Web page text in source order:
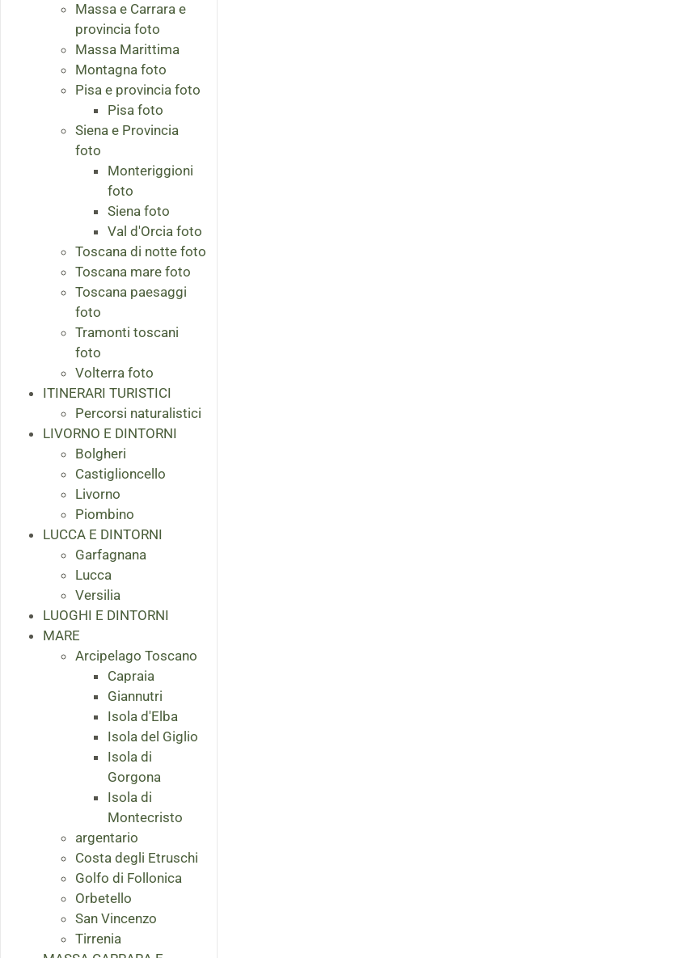
Massa e Carrara e
provincia foto
Massa Marittima
Montagna foto
Pisa e provincia foto
Pisa foto
Siena e Provincia
foto
Monteriggioni
foto
Siena foto
Val d'Orcia foto
Toscana di notte foto
Toscana mare foto
Toscana paesaggi
foto
Tramonti toscani
foto
Volterra foto
ITINERARI TURISTICI
Percorsi naturalistici
LIVORNO E DINTORNI
Bolgheri
Castiglioncello
Livorno
Piombino
LUCCA E DINTORNI
Garfagnana
Lucca
Versilia
LUOGHI E DINTORNI
MARE
Arcipelago Toscano
Capraia
Giannutri
Isola d'Elba
Isola del Giglio
Isola di
Gorgona
Isola di
Montecristo
argentario
Costa degli Etruschi
Golfo di Follonica
Orbetello
San Vincenzo
Tirrenia